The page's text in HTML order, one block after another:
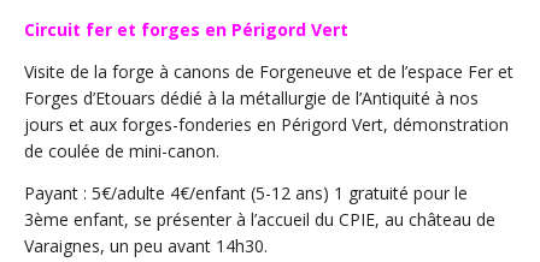
Circuit fer et forges en Périgord Vert
Visite de la forge à canons de Forgeneuve et de l’espace Fer et
Forges d’Etouars dédié à la métallurgie de l’Antiquité à nos
jours et aux forges-fonderies en Périgord Vert, démonstration
de coulée de mini-canon.
Payant : 5€/adulte 4€/enfant (5-12 ans) 1 gratuité pour le
3ème enfant, se présenter à l’accueil du CPIE, au château de
Varaignes, un peu avant 14h30.